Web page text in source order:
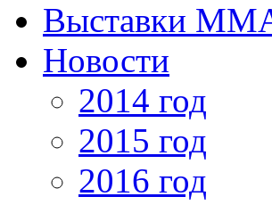
Выставки
Новости
2014 год
2015 год
2016 год